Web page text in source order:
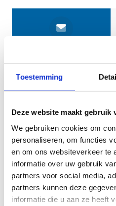
Toestemming
Deze website maakt gebruik
We gebruiken cookies om
personaliseren, om functies
en om ons websiteverkeer te
informatie over uw gebruik
partners voor social media,
partners kunnen deze
informatie die u aan ze heeft
Geef aan tot welk
KIES EEN DOMEIN